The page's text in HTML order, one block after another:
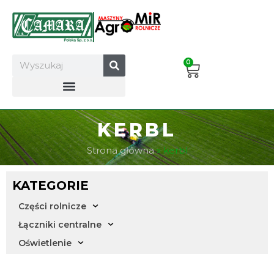
content
Search 0 Cart
KERBL
Strona główna»kerbl
KATEGORIE
Części rolnicze
Łączniki centralne
Oświetlenie